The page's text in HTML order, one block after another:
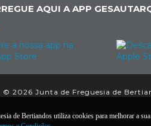
AQUI A APP
© 2026 Junta de Freguesia de
de Bertiandos utiliza cookies para melhorar a